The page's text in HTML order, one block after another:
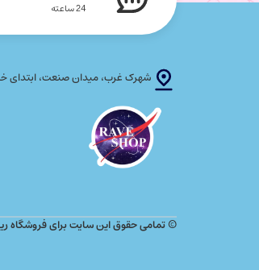
24 ساعته
شهرک غرب، میدان صنعت، ابتدای
© تمامی حقوق این سایت برای فروشگاه